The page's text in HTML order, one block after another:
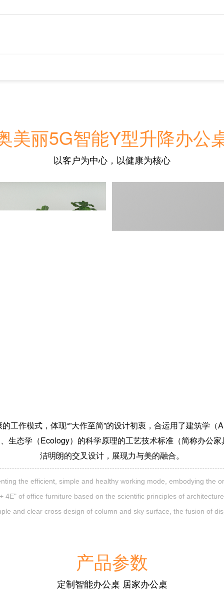
美丽5G智能Y型升降办公
以客户为中心，以健康为核心
工作模式，体现“”大作至简”的设计初衷，合运用了建筑学
生态学（Ecology）的科学原理的工艺技术标准（简称办公
洁明朗的交叉设计，展现力与美的融合。
the efficient, simple and healthy working mode, embodying the
4E" of office furniture based on the scientific principles of
and clear cross design of column and sky surface, the fusion of
产品参数
定制智能办公桌 居家办公桌